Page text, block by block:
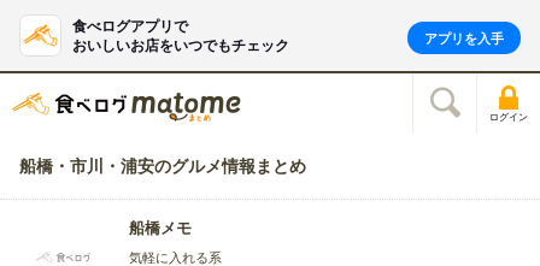
食べログアプリで
おいしいお店をいつでもチェック
アプリを入手
ログイン
船橋・市川・浦安のグルメ情報まとめ
船橋メモ
気軽に入れる系